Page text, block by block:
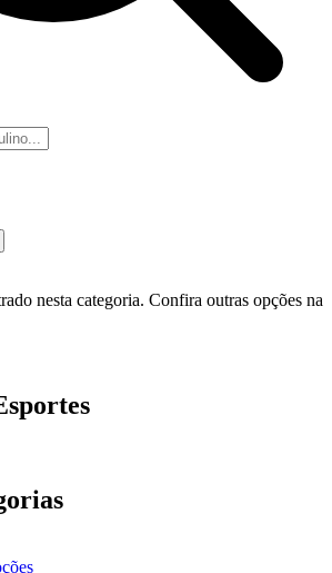
nesta categoria. Confira outras opções na